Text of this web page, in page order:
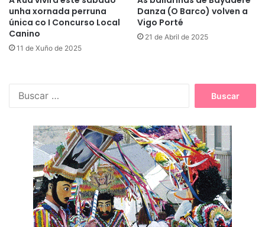
unha xornada perruna
única co I Concurso Local
Canino
11 de Xuño de 2025
Danza (O Barco) volven a
Vigo Porté
21 de Abril de 2025
c
a
r
: